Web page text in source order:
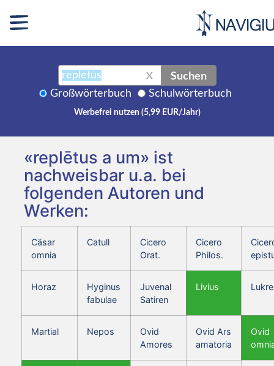
X Suchen
Großwörterbuch Schulwörterbuch
Werbefrei nutzen (5,99 EUR/Jahr)
«replētus a um» ist
nachweisbar u.a. bei
folgenden Autoren und
Werken:
Cäsar
omnia
Catull
Cicero
Orat.
Cicero
Philos.
Horaz
Hyginus
fabulae
Juvenal
Satiren
Livius
Martial Nepos
Ovid
Amores
Ovid Ars
amatoria
Ovid